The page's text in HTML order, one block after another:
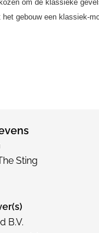
om de klassieke
het gebouw een klassiek-
Sting
B.V.